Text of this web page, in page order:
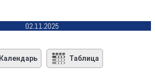
02.11.2025
Календарь Таблица